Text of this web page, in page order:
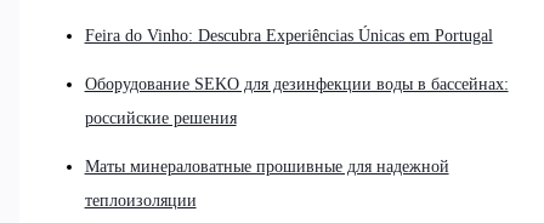
Feira do Vinho: Descubra Experiências Únicas em Portugal
Оборудование SEKO для дезинфекции воды в бассейнах:
российские решения
Маты минераловатные прошивные для надежной
теплоизоляции